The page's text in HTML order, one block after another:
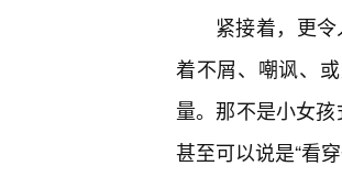
紧接着，更
着不屑、嘲讽、
量。那不是小女
甚至可以说是“看穿